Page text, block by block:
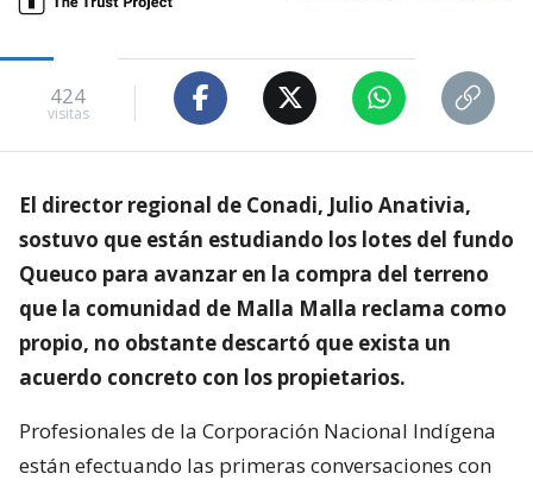
424
visitas
El director regional de Conadi, Julio Anativia,
sostuvo que están estudiando los lotes del fundo
Queuco para avanzar en la compra del terreno
que la comunidad de Malla Malla reclama como
propio, no obstante descartó que exista un
acuerdo concreto con los propietarios.
Profesionales de la Corporación Nacional Indígena
están efectuando las primeras conversaciones con